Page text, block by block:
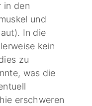
in den
und
In die
kein
zu
was die
erschweren